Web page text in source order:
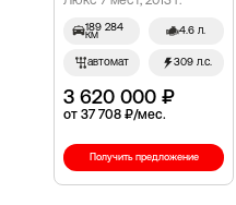
189 284
км 4.6 л.
автомат 309 л.с.
3 620 000 ₽
от 37 708 ₽/мес.
Получить предложение